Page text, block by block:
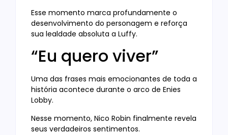
Esse momento marca profundamente o
desenvolvimento do personagem e reforça
sua lealdade absoluta a Luffy.
“Eu quero viver”
Uma das frases mais emocionantes de toda a
história acontece durante o arco de Enies
Lobby.
Nesse momento, Nico Robin finalmente revela
seus verdadeiros sentimentos.